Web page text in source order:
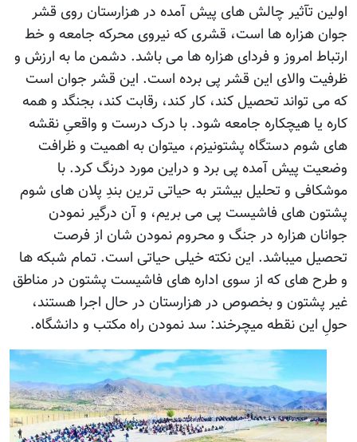
اولین تآثیر چالش های پیش آمده در هزارستان روی قشر
جوان هزاره ها است، قشری که نیروی محرکه جامعه و خط
ارتباط امروز و فردای هزاره ها می باشد. دشمن ما به ارزش و
ظرفیت والای این قشر پی برده است. این قشر جوان است
که می تواند تحصیل کند، کار کند، رقابت کند، بجنگد و همه
کاره یا هیچکاره جامعه شود. با درک درست و واقعیِ نقشه
های شوم دستگاه پشتونیزم، میتوان به اهمیت و ظرافت
وضعیت پیش آمده پی برد و دراین مورد درنگ کرد. با
موشکافی و تحلیل بیشتر به حیاتی ترین بندِ پلان های شوم
پشتون های فاشیست پی می بریم، و آن درگیر نمودن
جوانان هزاره در جنگ و محروم نمودن شان از فرصت
تحصیل میباشد. این نکته خیلی حیاتی است. تمام شبکه ها
و طرح های که از سوی اداره های فاشیست پشتون در مناطق
غیر پشتون و بخصوص در هزارستان در حال اجرا هستند،
حولِ این نقطه میچرخند: سد نمودن راه مکتب و دانشگاه.